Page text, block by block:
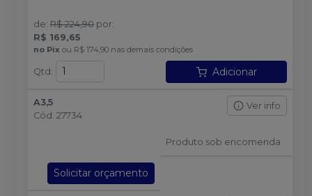
de: R$ 224,90 por:
R$ 169,65
no Pix ou R$ 174,90 nas demais condições
Qtd : Adicionar
A3,5
Cód. 27734
Ver info
Produto sob encomenda
Solicitar orçamento